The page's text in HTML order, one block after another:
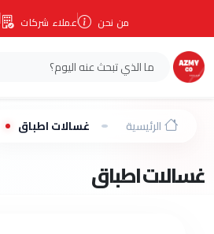
من نحن عملاء شركات
الرئيسية غسالات اطباق
غسالات اطباق